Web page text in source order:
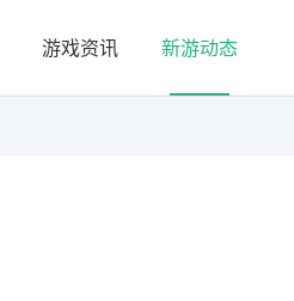
游戏资讯 新游动态